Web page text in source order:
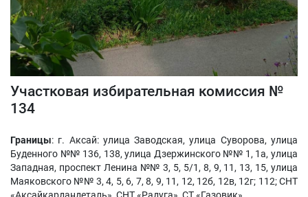
Участковая избирательная комиссия №
134
Границы: г. Аксай: улица Заводская, улица Суворова, улица
Буденного №№ 136, 138, улица Дзержинского №№ 1, 1а, улица
Западная, проспект Ленина №№ 3, 5, 5/1, 8, 9, 11, 13, 15, улица
Маяковского №№ 3, 4, 5, 6, 7, 8, 9, 11, 12, 12б, 12в, 12г; 112; СНТ